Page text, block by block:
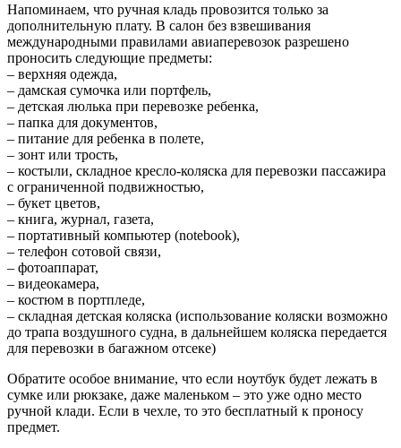
Напоминаем, что ручная кладь провозится только за
дополнительную плату. В салон без взвешивания
международными правилами авиаперевозок разрешено
проносить следующие предметы:
– верхняя одежда,
– дамская сумочка или портфель,
– детская люлька при перевозке ребенка,
– папка для документов,
– питание для ребенка в полете,
– зонт или трость,
– костыли, складное кресло-коляска для перевозки пассажира
с ограниченной подвижностью,
– букет цветов,
– книга, журнал, газета,
– портативный компьютер (notebook),
– телефон сотовой связи,
– фотоаппарат,
– видеокамера,
– костюм в портпледе,
– складная детская коляска (использование коляски возможно
до трапа воздушного судна, в дальнейшем коляска передается
для перевозки в багажном отсеке)
Обратите особое внимание, что если ноутбук будет лежать в
сумке или рюкзаке, даже маленьком – это уже одно место
ручной клади. Если в чехле, то это бесплатный к проносу
предмет.